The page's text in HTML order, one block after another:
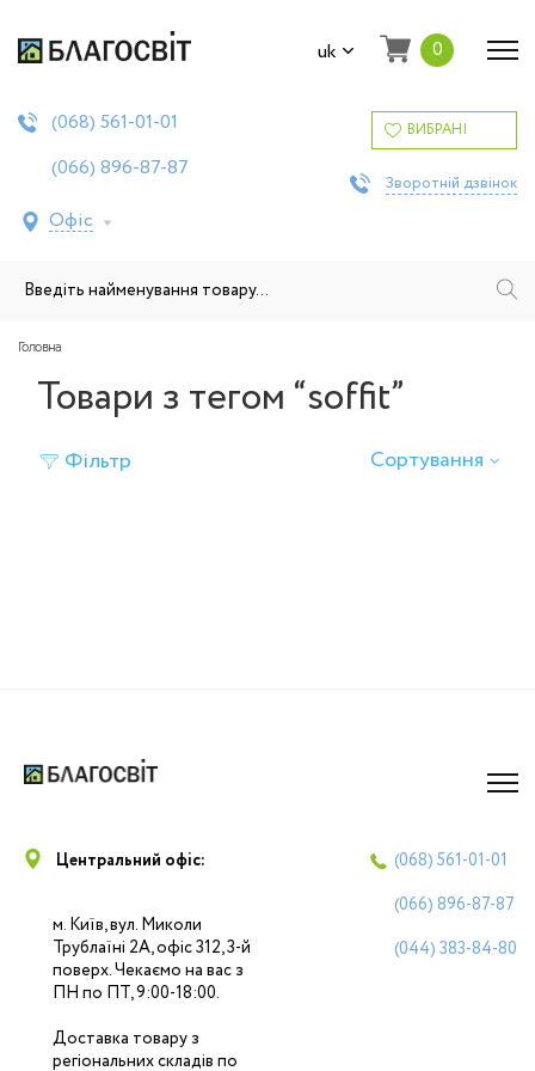
uk 0
(068) 561-01-01
(066) 896-87-87
Офіс
ВИБРАНІ
Зворотній дзвінок
Головна
Товари з тегом “soffit”
Фільтр Сортування
Центральний офіс:
м. Київ, вул. Миколи
Трублаїні 2А, офіс 312, 3-й
поверх. Чекаємо на вас з
ПН по ПТ, 9:00-18:00.
Доставка товару з
регіональних складів по
(068) 561-01-01
(066) 896-87-87
(044) 383-84-80